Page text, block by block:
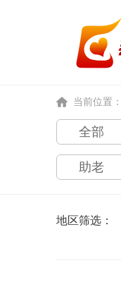
当前位置：
全部
助老
地区筛选：